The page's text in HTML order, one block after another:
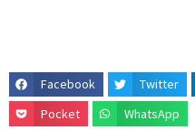
Facebook Twitter
Pocket
WhatsApp